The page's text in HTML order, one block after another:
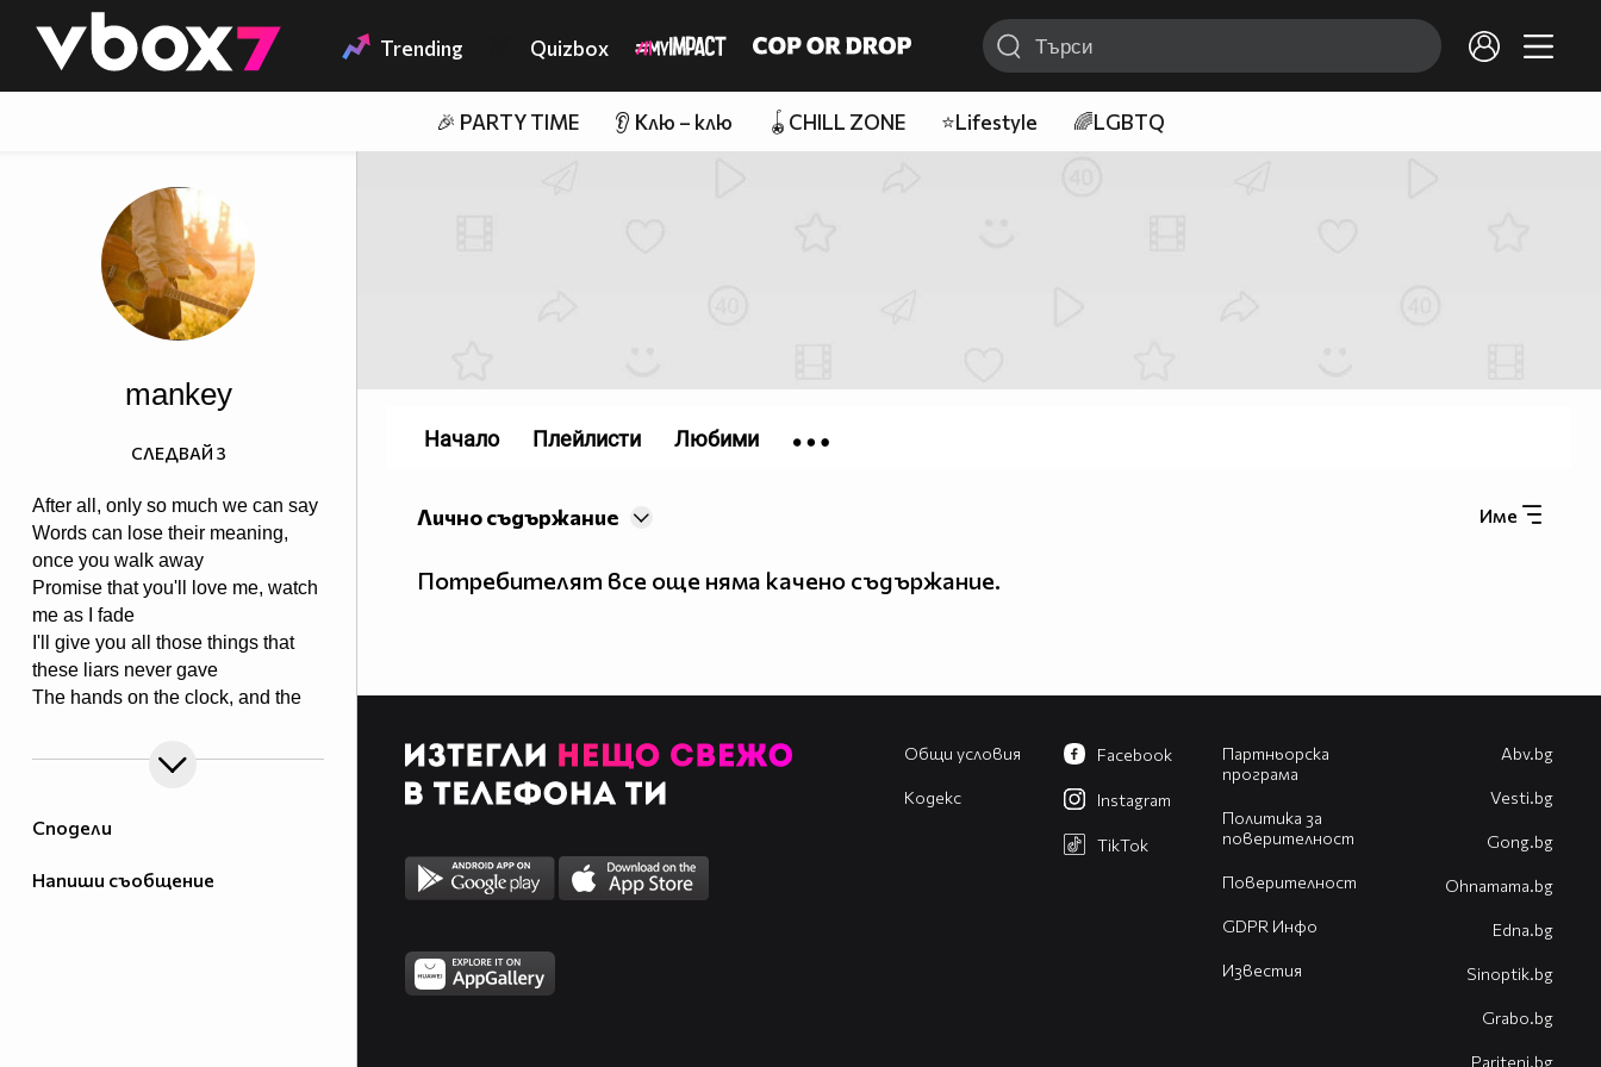
👾 Trending Quizbox
🎉 PARTY TIME 👂 Клю – клю 🪀CHILL ZONE ⭐Lifestyle 🌈LGBTQ
Сподели
Напиши съобщение
mankey
After all, only so much we can say
Words can lose their meaning,
once you walk away
Promise that you'll love me, watch
me as I fade
I'll give you all those things that
these liars never gave
The hands on the clock, and the
Tear it all to pieces, and take back
that I would save
СЛЕДВАЙ 3
Име
Лично съдържание
Потребителят все още няма качено съдържание.
Начало Плейлисти Любими
Общи условия
Кодекс
Партньорска
програма
Политика за
поверителност
Поверителност
GDPR Инфо
Известия
Facebook
Instagram
TikTok
Abv.bg
Vesti.bg
Gong.bg
Оhnamama.bg
Edna.bg
Sinoptik.bg
Grabo.bg
Pariteni.bg